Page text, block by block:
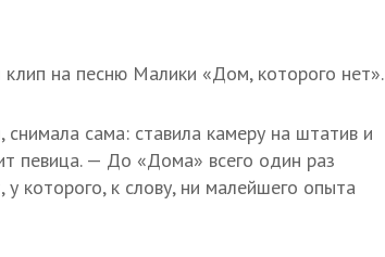
на песню Малики «Дом, которого нет».
сама: ставила камеру на штатив и
певица. — До «Дома» всего один раз
которого, к слову, ни малейшего опыта